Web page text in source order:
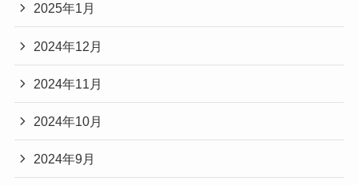
2025年1月
2024年12月
2024年11月
2024年10月
2024年9月